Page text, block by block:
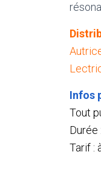
Infos
Tout
Durée
Tarif :